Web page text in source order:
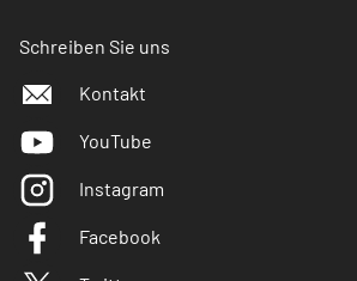
Schreiben Sie uns
Kontakt
YouTube
Instagram
Facebook